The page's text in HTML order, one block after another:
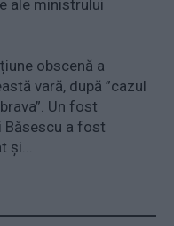
ale ministrului
obscenă a
vară, după ”cazul
Un fost
Băsescu a fost
și...